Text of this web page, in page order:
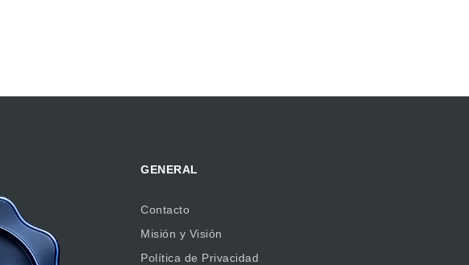
GENERAL
Contacto
Misión y Visión
Política de Privacidad